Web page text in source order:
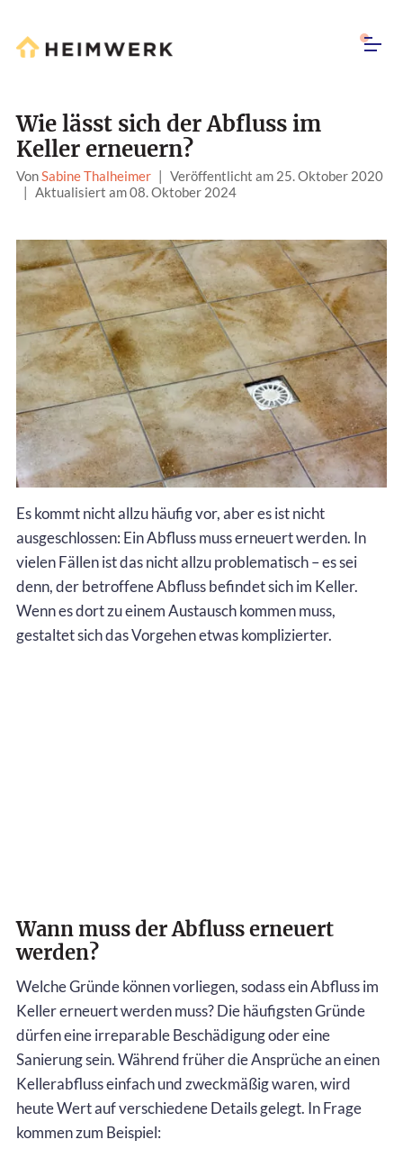
Wie lässt sich der Abfluss im
Keller erneuern?
VonSabine Thalheimer | Veröffentlicht am 25. Oktober 2020
| Aktualisiert am 08. Oktober 2024
Es kommt nicht allzu häufig vor, aber es ist nicht
ausgeschlossen: Ein Abfluss muss erneuert werden. In
vielen Fällen ist das nicht allzu problematisch – es sei
denn, der betroffene Abfluss befindet sich im Keller.
Wenn es dort zu einem Austausch kommen muss,
gestaltet sich das Vorgehen etwas komplizierter.
Wann muss der Abfluss erneuert
werden?
Welche Gründe können vorliegen, sodass ein Abfluss im
Keller erneuert werden muss? Die häufigsten Gründe
dürfen eine irreparable Beschädigung oder eine
Sanierung sein. Während früher die Ansprüche an einen
Kellerabfluss einfach und zweckmäßig waren, wird
heute Wert auf verschiedene Details gelegt. In Frage
kommen zum Beispiel: